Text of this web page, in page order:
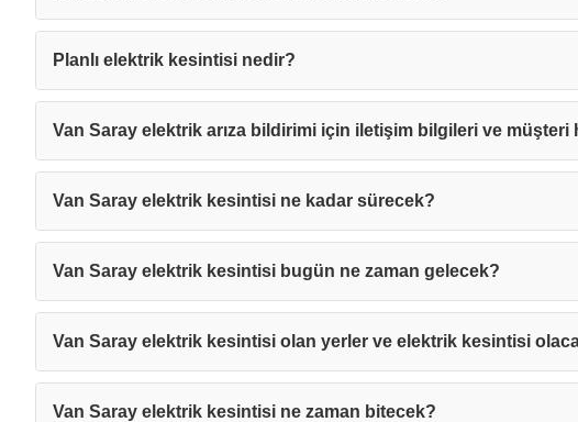
Planlı elektrik kesintisi nedir?
Van Saray elektrik arıza bildirimi için iletişim bilgileri ve müşteri
Van Saray elektrik kesintisi ne kadar sürecek?
Van Saray elektrik kesintisi bugün ne zaman gelecek?
Van Saray elektrik kesintisi olan yerler ve elektrik kesintisi
Van Saray elektrik kesintisi ne zaman bitecek?